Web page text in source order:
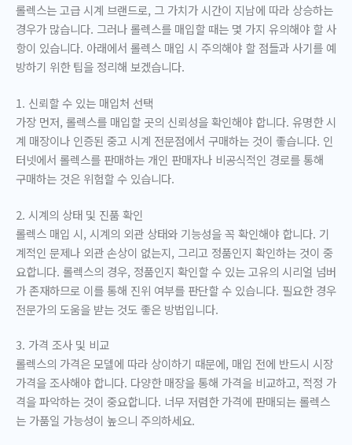
롤렉스는 고급 시계 브랜드로, 그 가치가 시간이 지남에 따라 상승하는
경우가 많습니다. 그러나 롤렉스를 매입할 때는 몇 가지 유의해야 할 사
항이 있습니다. 아래에서 롤렉스 매입 시 주의해야 할 점들과 사기를 예
방하기 위한 팁을 정리해 보겠습니다.
1. 신뢰할 수 있는 매입처 선택
가장 먼저, 롤렉스를 매입할 곳의 신뢰성을 확인해야 합니다. 유명한 시
계 매장이나 인증된 중고 시계 전문점에서 구매하는 것이 좋습니다. 인
터넷에서 롤렉스를 판매하는 개인 판매자나 비공식적인 경로를 통해
구매하는 것은 위험할 수 있습니다.
2. 시계의 상태 및 진품 확인
롤렉스 매입 시, 시계의 외관 상태와 기능성을 꼭 확인해야 합니다. 기
계적인 문제나 외관 손상이 없는지, 그리고 정품인지 확인하는 것이 중
요합니다. 롤렉스의 경우, 정품인지 확인할 수 있는 고유의 시리얼 넘버
가 존재하므로 이를 통해 진위 여부를 판단할 수 있습니다. 필요한 경우
전문가의 도움을 받는 것도 좋은 방법입니다.
3. 가격 조사 및 비교
롤렉스의 가격은 모델에 따라 상이하기 때문에, 매입 전에 반드시 시장
가격을 조사해야 합니다. 다양한 매장을 통해 가격을 비교하고, 적정 가
격을 파악하는 것이 중요합니다. 너무 저렴한 가격에 판매되는 롤렉스
는 가품일 가능성이 높으니 주의하세요.